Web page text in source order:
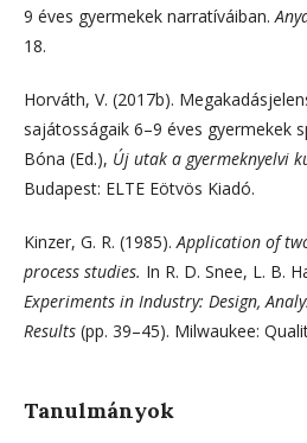
9 éves gyermekek narratíváiban.
18.
Horváth, V. (2017b).
sajátosságaik 6–9 éves gyermekek
Bóna (Ed.), Új utak a gyermeknyelvi
Budapest: ELTE Eötvös Kiadó.
Kinzer, G. R. (1985).Application of
process studies. In R. D. Snee, L. B.
Experiments in Industry: Design,
Results (pp. 39–45). Milwaukee:
Tanulmányok